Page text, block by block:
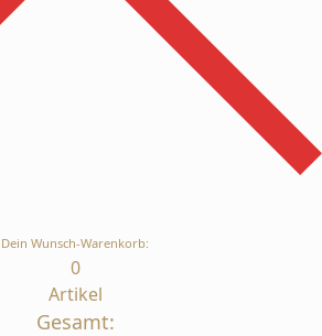
Dein Wunsch-Warenkorb:
0
Artikel
Gesamt: